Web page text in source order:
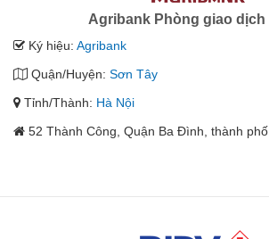
Agribank Phòng giao dịch
Ký hiệu: Agribank
Quận/Huyện: Sơn Tây
Tỉnh/Thành: Hà Nội
52 Thành Công, Quận Ba Đình, thành